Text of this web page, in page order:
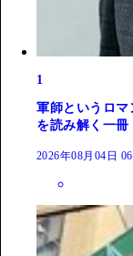
1
軍師というロ
を読み解く一冊
2026年08月04日